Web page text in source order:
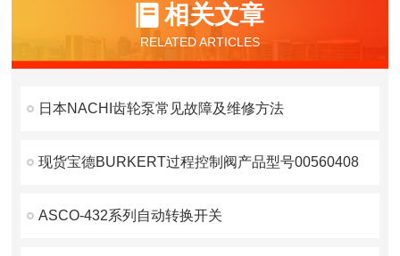
相关文章
RELATED ARTICLES
日本NACHI齿轮泵常见故障及维修方法
现货宝德BURKERT过程控制阀产品型号00560408
ASCO-432系列自动转换开关